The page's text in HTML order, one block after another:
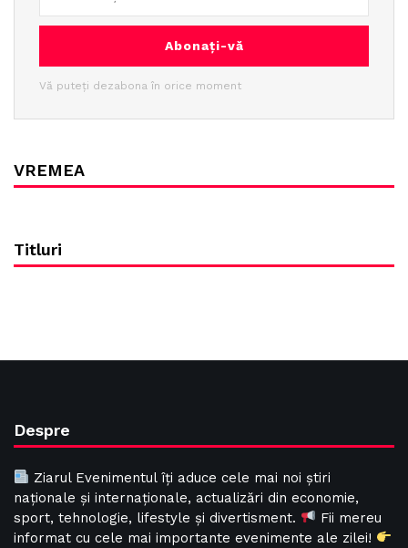
Abonați-vă
Vă puteți dezabona în orice moment
VREMEA
Titluri
Despre
Ziarul Evenimentul îți aduce cele mai noi știri
naționale și internaționale, actualizări din economie,
sport, tehnologie, lifestyle și divertisment.
Fii mereu
informat cu cele mai importante evenimente ale zilei!